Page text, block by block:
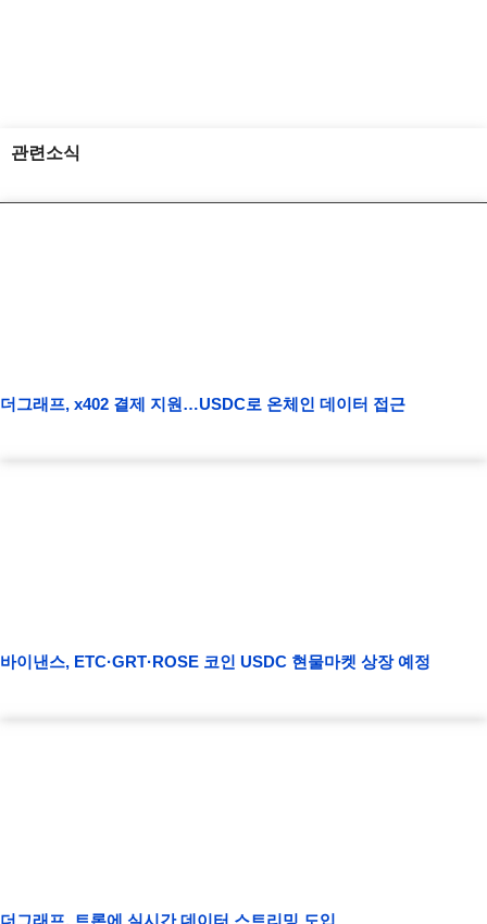
관련소식
더그래프, x402 결제 지원…USDC로 온체인 데이터 접근
바이낸스, ETC·GRT·ROSE 코인 USDC 현물마켓 상장 예정
더그래프, 트론에 실시간 데이터 스트리밍 도입